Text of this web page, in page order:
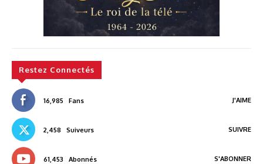
Restez Connectés
16,985 Fans J'AIME
2,458 Suiveurs SUIVRE
61,453 Abonnés S'ABONNER